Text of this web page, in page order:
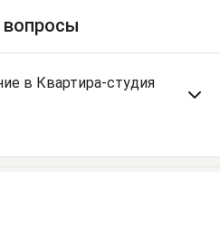
в Квартира-студия